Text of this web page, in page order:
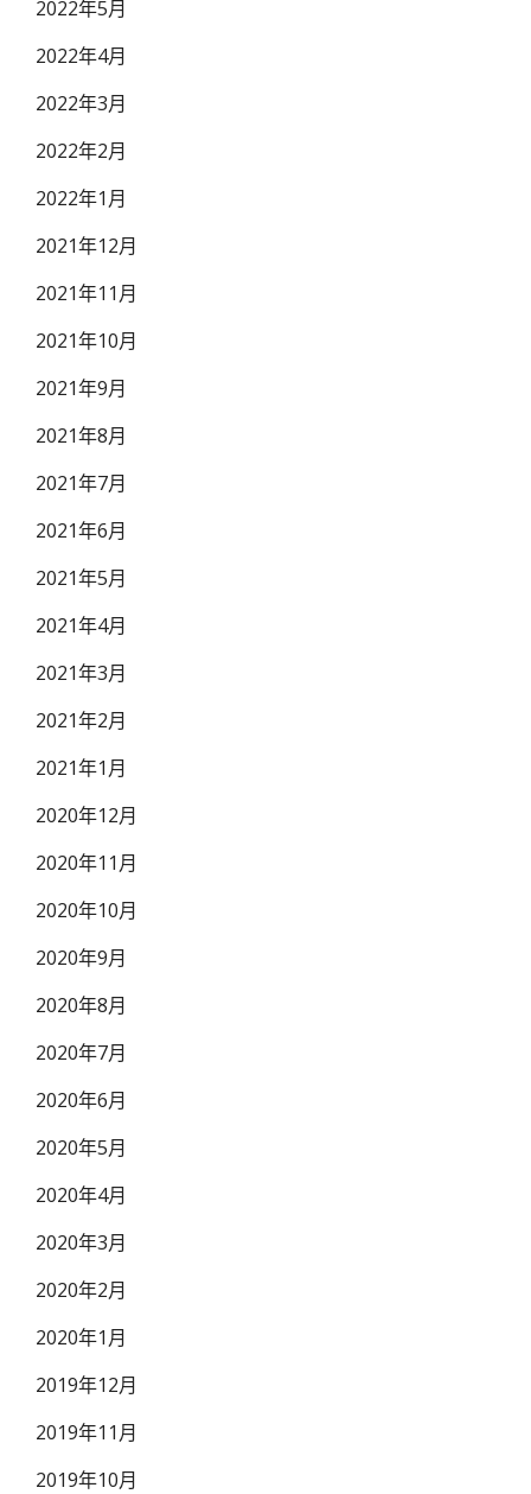
2022年5月
2022年4月
2022年3月
2022年2月
2022年1月
2021年12月
2021年11月
2021年10月
2021年9月
2021年8月
2021年7月
2021年6月
2021年5月
2021年4月
2021年3月
2021年2月
2021年1月
2020年12月
2020年11月
2020年10月
2020年9月
2020年8月
2020年7月
2020年6月
2020年5月
2020年4月
2020年3月
2020年2月
2020年1月
2019年12月
2019年11月
2019年10月